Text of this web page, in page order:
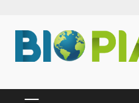
Inhalt
springen